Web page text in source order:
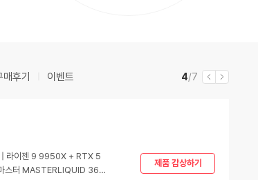
매후기 이벤트
| 라이젠 9 9950X + RTX 5
스터 MASTERLIQUID 360
제품 감상하기
현
4전
/7
이 다